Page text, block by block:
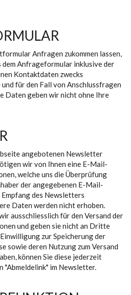
Anfragen zukommen lassen,
dem Anfrageformular inklusive der
Kontaktdaten zwecks
für den Fall von Anschlussfragen
Daten geben wir nicht ohne Ihre
angebotenen Newsletter
wir von Ihnen eine E-Mail-
welche uns die Überprüfung
der angegebenen E-Mail-
des Newsletters
Daten werden nicht erhoben.
ausschliesslich für den Versand der
und geben sie nicht an Dritte
zur Speicherung der
sowie deren Nutzung zum Versand
können Sie diese jederzeit
"Abmeldelink" im Newsletter.